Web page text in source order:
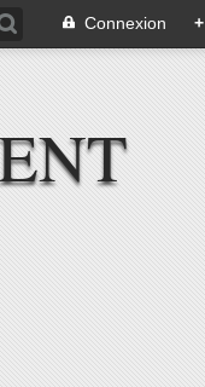
Connexion +